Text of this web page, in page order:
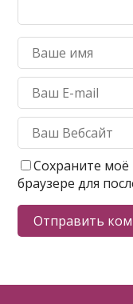
Сохраните моё
браузере для